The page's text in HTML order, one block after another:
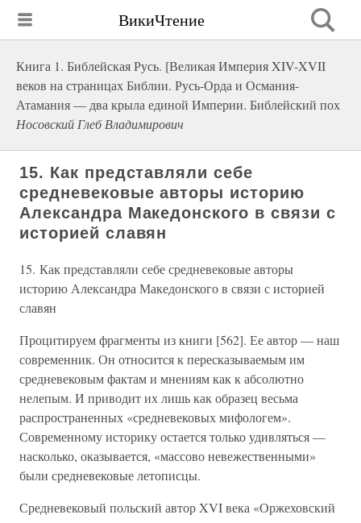
ВикиЧтение
Книга 1. Библейская Русь. [Великая Империя XIV-XVII
веков на страницах Библии. Русь-Орда и Османия-
Атамания — два крыла единой Империи. Библейский пох
Носовский Глеб Владимирович
15. Как представляли себе
средневековые авторы историю
Александра Македонского в связи с
историей славян
15. Как представляли себе средневековые авторы
историю Александра Македонского в связи с историей
славян
Процитируем фрагменты из книги [562]. Ее автор — наш
современник. Он относится к пересказываемым им
средневековым фактам и мнениям как к абсолютно
нелепым. И приводит их лишь как образец весьма
распространенных «средневековых мифологем».
Современному историку остается только удивляться —
насколько, оказывается, «массово невежественными»
были средневековые летописцы.
Средневековый польский автор XVI века «Оржеховский